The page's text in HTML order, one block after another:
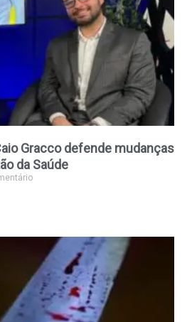
Gracco defende mudanças
da Saúde